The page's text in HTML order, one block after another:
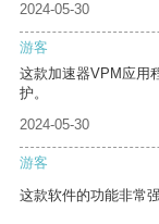
2024-05-30
游客
这款加速器VPM应用
护。
2024-05-30
游客
这款软件的功能非常